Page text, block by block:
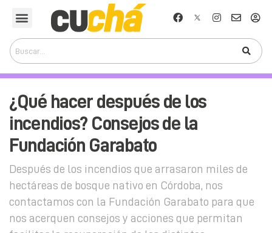
¿Qué hacer después de los
incendios? Consejos de la
Fundación Garabato
Después de los incendios que arrasaron miles de
hectáreas de bosque nativo en Córdoba, nos
contactamos con la Fundación Garabato para que
nos acerquen consejos y acciones que permitan